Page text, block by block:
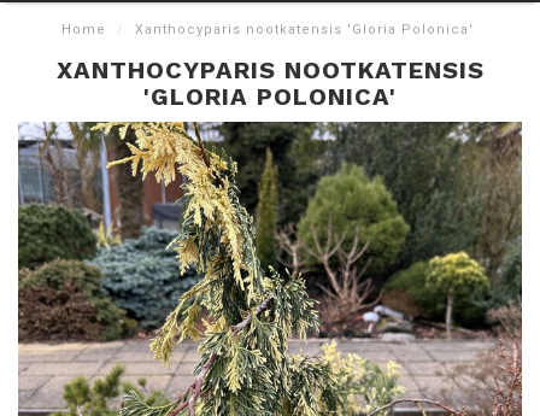
Home / Xanthocyparis nootkatensis 'Gloria Polonica'
XANTHOCYPARIS NOOTKATENSIS
'GLORIA POLONICA'